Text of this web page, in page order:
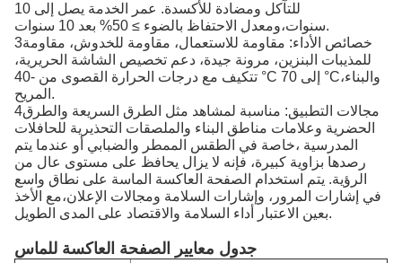
للتآكل ومضادة للأكسدة. عمر الخدمة يصل إلى 10
سنوات،ومعدل الاحتفاظ بالضوء ≥ 50% بعد 10 سنوات.
3خصائص الأداء: مقاومة للاستعمال، مقاومة للخدوش، مقاومة
للمذيبات البنزين، مرونة جيدة، دعم تخصيص الشاشة الحريرية،
تتكيف مع درجات الحرارة القصوى من -40 °C إلى 70 °C،والبناء
المريح.
4مجالات التطبيق: مناسبة لمشاهد مثل الطرق السريعة والطرق
الحضرية وعلامات مناطق البناء والملصقات التحذيرية للحافلات
المدرسية ،خاصة في الطقس الممطر والضبابي أو عندما يتم
رصدها بزاوية كبيرة، فإنه لا يزال يحافظ على مستوى عال من
الرؤية. يتم استخدام الصفحة العاكسة الماسة على نطاق واسع
في إشارات المرور، وإشارات السلامة ومجالات الإعلان،مع الأخذ
بعين الاعتبار أداء السلامة والاقتصاد على المدى الطويل.
جدول معايير الصفحة العاكسة للماس